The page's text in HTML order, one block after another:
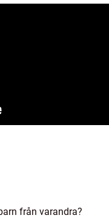
från varandra?